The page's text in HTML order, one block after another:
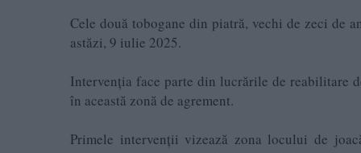
Cele două tobogane din piatră, vechi de zeci de
astăzi, 9 iulie 2025.
Intervenția face parte din lucrările de reabilitare
în această zonă de agrement.
Primele intervenții vizează zona locului de